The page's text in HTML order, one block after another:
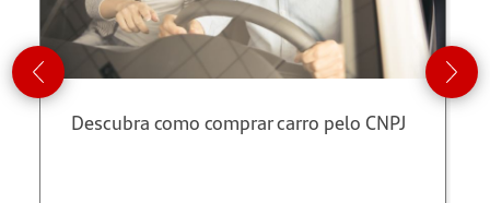
Descubra como comprar carro pelo CNPJ